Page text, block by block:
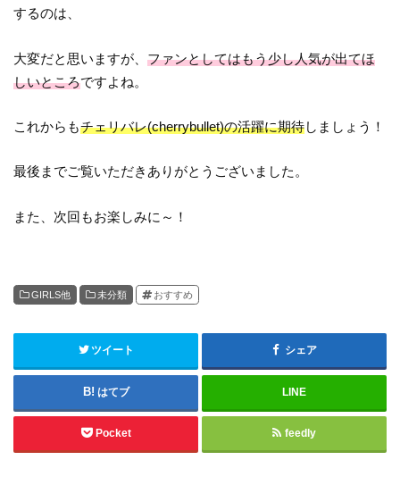
するのは、
大変だと思いますが、ファンとしてはもう少し人気が出てほ
しいところですよね。
これからもチェリバレ(cherrybullet)の活躍に期待しましょう！
最後までご覧いただきありがとうございました。
また、次回もお楽しみに～！
GIRLS他 未分類 おすすめ
ツイート シェア
はてブ LINE
Pocket feedly